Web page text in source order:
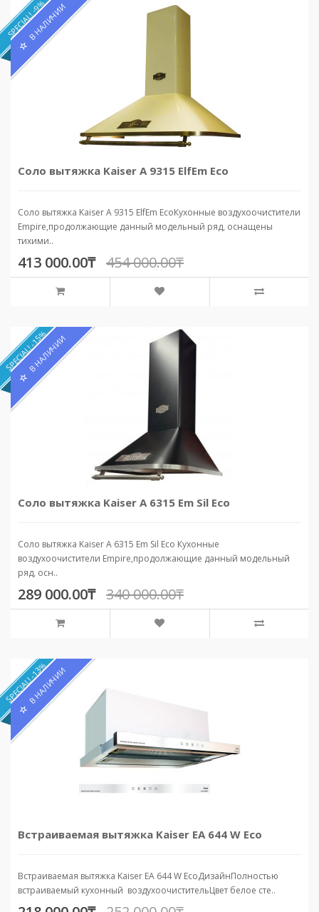
SPECIAL! -9%
В НАЛИЧИИ
Соло вытяжка Kaiser A 9315 ElfEm Eco
Соло вытяжка Kaiser A 9315 ElfEm EcoКухонные воздухоочистители
Empire,продолжающие данный модельный ряд, оснащены
тихими..
413 000.00₸ 454 000.00₸
SPECIAL! -15%
В НАЛИЧИИ
Соло вытяжка Kaiser A 6315 Em Sil Eco
Соло вытяжка Kaiser A 6315 Em Sil Eco Кухонные
воздухоочистители Empire,продолжающие данный модельный
ряд, осн..
289 000.00₸ 340 000.00₸
SPECIAL! -13%
В НАЛИЧИИ
Встраиваемая вытяжка Kaiser EA 644 W Eco
Встраиваемая вытяжка Kaiser EA 644 W EcoДизайнПолностью
встраиваемый кухонный воздухоочистительЦвет белое сте..